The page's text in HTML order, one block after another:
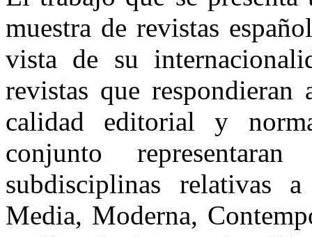
muestra de revistas
vista de su
revistas que
calidad editorial y
conjunto
subdisciplinas relativas
Media, Moderna,